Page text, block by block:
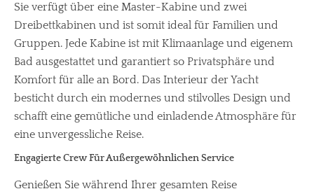
Sie verfügt über eine Master-Kabine und zwei
Dreibettkabinen und ist somit ideal für Familien und
Gruppen. Jede Kabine ist mit Klimaanlage und eigenem
Bad ausgestattet und garantiert so Privatsphäre und
Komfort für alle an Bord. Das Interieur der Yacht
besticht durch ein modernes und stilvolles Design und
schafft eine gemütliche und einladende Atmosphäre für
eine unvergessliche Reise.
Engagierte Crew Für Außergewöhnlichen Service
Genießen Sie während Ihrer gesamten Reise